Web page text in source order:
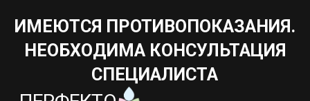
КЛИНИКА КОСМЕТОЛОГИИ
УСЛУГИ
ДОМАШНИЙ УХОД